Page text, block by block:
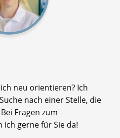
neu orientieren? Ich
nach einer Stelle, die
Fragen zum
ich gerne für Sie da!